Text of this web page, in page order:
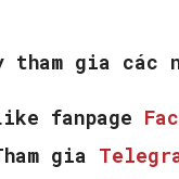
tham gia các
fanpage
gia